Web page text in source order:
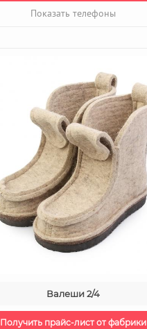
Показать телефоны
Валеши 2/4
Получить прайс-лист от фабрики